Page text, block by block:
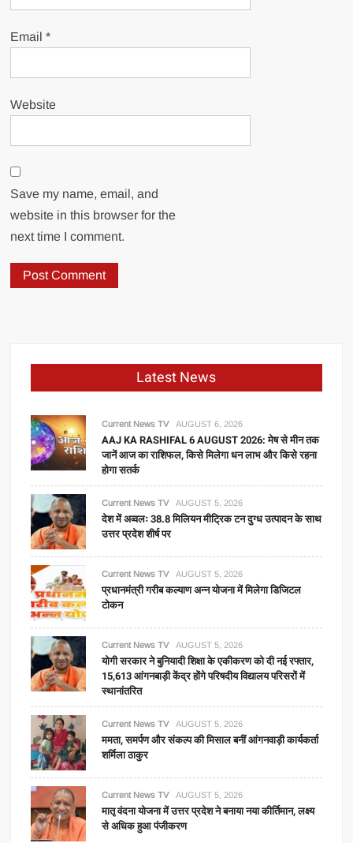
Email*
Website
Save my name, email, and
website in this browser for the
next time I comment.
Latest News
Current News TV AUGUST 6, 2026
AAJ KA RASHIFAL 6 AUGUST 2026: मेष से मीन तक
जानें आज का राशिफल, किसे मिलेगा धन लाभ और किसे रहना
होगा सतर्क
Current News TV AUGUST 5, 2026
देश में अव्वलः 38.8 मिलियन मीट्रिक टन दुग्ध उत्पादन के साथ
उत्तर प्रदेश शीर्ष पर
Current News TV AUGUST 5, 2026
प्रधानमंत्री गरीब कल्याण अन्न योजना में मिलेगा डिजिटल
टोकन
Current News TV AUGUST 5, 2026
योगी सरकार ने बुनियादी शिक्षा के एकीकरण को दी नई रफ्तार,
15,613 आंगनबाड़ी केंद्र होंगे परिषदीय विद्यालय परिसरों में
स्थानांतरित
Current News TV AUGUST 5, 2026
ममता, समर्पण और संकल्प की मिसाल बनीं आंगनवाड़ी कार्यकर्ता
शर्मिला ठाकुर
Current News TV AUGUST 5, 2026
मातृ वंदना योजना में उत्तर प्रदेश ने बनाया नया कीर्तिमान, लक्ष्य
से अधिक हुआ पंजीकरण